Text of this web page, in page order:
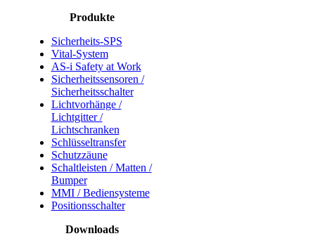
Produkte
Sicherheits-SPS
Vital-System
AS-i Safety at Work
Sicherheitssensoren /
Sicherheitsschalter
Lichtvorhänge /
Lichtgitter /
Lichtschranken
Schlüsseltransfer
Schutzzäune
Schaltleisten / Matten /
Bumper
MMI / Bediensysteme
Positionsschalter
Downloads